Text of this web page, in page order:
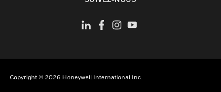
Copyright © 2026 Honeywell International Inc.